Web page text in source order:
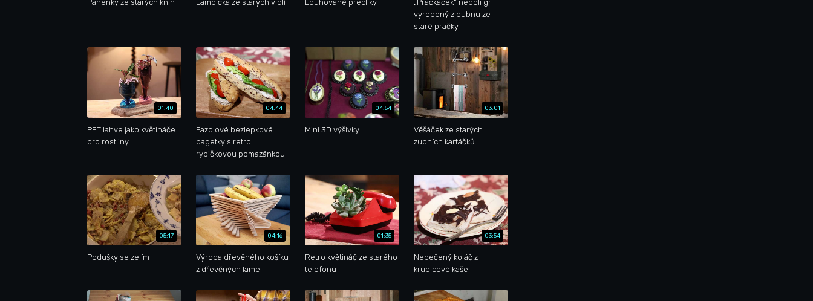
Panenky ze starých knih Lampička ze starých vidlí Louhované preclíky
„Pračkáček“ neboli gril
vyrobený z bubnu ze
staré pračky
01:40
PET lahve jako květináče
pro rostliny
04:44
Fazolové bezlepkové
bagetky s retro
rybičkovou pomazánkou
04:54
Mini 3D výšivky
03:01
Věšáček ze starých
zubních kartáčků
05:17
Podušky se zelím
04:16
Výroba dřevěného košíku
z dřevěných lamel
01:35
Retro květináč ze starého
telefonu
03:54
Nepečený koláč z
krupicové kaše